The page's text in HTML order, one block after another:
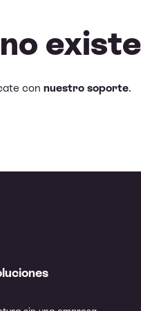
con nuestro soporte.